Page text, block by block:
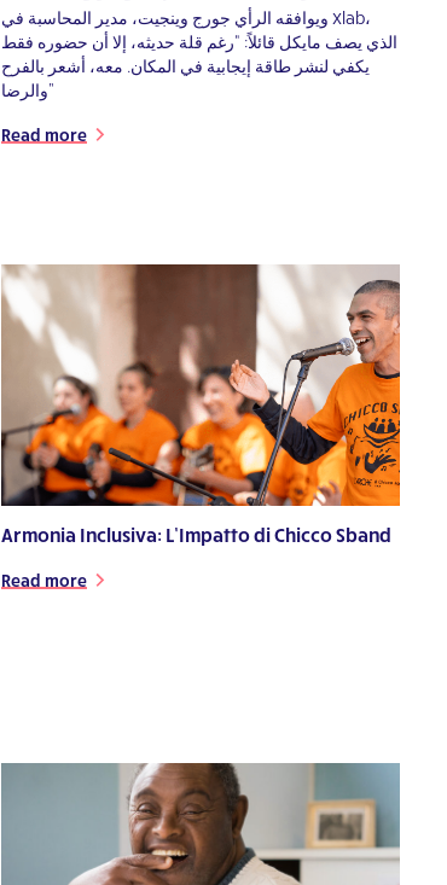
ويوافقه الرأي جورج وينجيت، مدير المحاسبة في Xlab،
الذي يصف مايكل قائلاً: “رغم قلة حديثه، إلا أن حضوره فقط
يكفي لنشر طاقة إيجابية في المكان. معه، أشعر بالفرح
والرضا”
Read more
Armonia Inclusiva: L’Impatto di Chicco Sband
Read more